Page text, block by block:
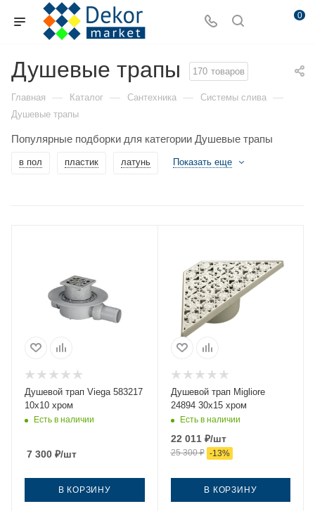
0
Душевые трапы 170 товаров
Главная — Каталог — Сантехника — Системы слива —
Душевые трапы
Популярные подборки для категории Душевые трапы
в пол пластик латунь Показать еще
Душевой трап Viega 583217
10х10 хром
Есть в наличии
7 300 ₽/шт
В КОРЗИНУ
Душевой трап Migliore
24894 30х15 хром
Есть в наличии
22 011₽/шт
25 300₽ -13%
В КОРЗИНУ